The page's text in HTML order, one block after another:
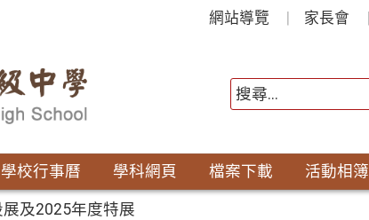
網站導覽 家長會
學校行事曆 學科網頁 檔案下載 活動相簿
及2025年度特展